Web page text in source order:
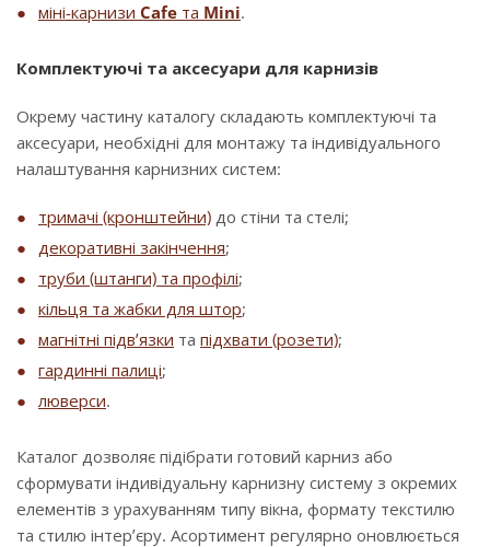
міні-карнизи Cafe та Mini.
Комплектуючі та аксесуари для карнизів
Окрему частину каталогу складають комплектуючі та
аксесуари, необхідні для монтажу та індивідуального
налаштування карнизних систем:
тримачі (кронштейни) до стіни та стелі;
декоративні закінчення;
труби (штанги) та профілі;
кільця та жабки для штор;
магнітні підв’язки та підхвати (розети);
гардинні палиці;
люверси.
Каталог дозволяє підібрати готовий карниз або
сформувати індивідуальну карнизну систему з окремих
елементів з урахуванням типу вікна, формату текстилю
та стилю інтер’єру. Асортимент регулярно оновлюється